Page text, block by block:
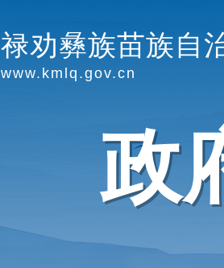
禄劝彝族苗族自
www.kmlq.gov.cn
政